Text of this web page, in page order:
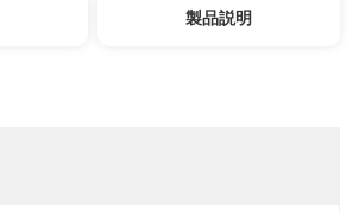
製品説明